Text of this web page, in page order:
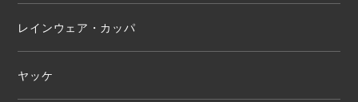
レインウェア・カッパ
ヤッケ